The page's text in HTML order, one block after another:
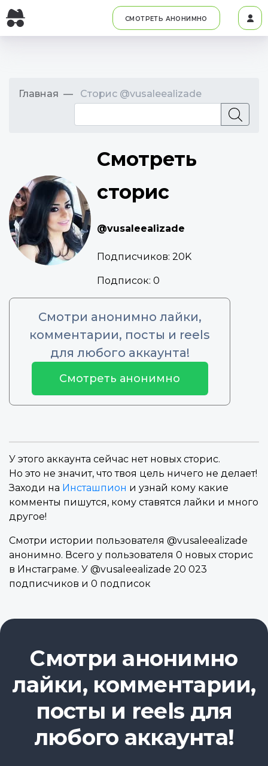
СМОТРЕТЬ АНОНИМНО
Главная Сторис @vusaleealizade
Смотреть
сторис
@vusaleealizade
Подписчиков: 20K
Подписок: 0
Смотри анонимно лайки,
комментарии, посты и reels
для любого аккаунта!
Смотреть анонимно
У этого аккаунта сейчас нет новых сторис.
Но это не значит, что твоя цель ничего не делает!
Заходи на Инсташпион и узнай кому какие
комменты пишутся, кому ставятся лайки и много
другое!
Смотри истории пользователя @vusaleealizade
анонимно. Всего у пользователя 0 новых сторис
в Инстаграме. У @vusaleealizade 20 023
подписчиков и 0 подписок
Смотри анонимно
лайки, комментарии,
посты и reels для
любого аккаунта!